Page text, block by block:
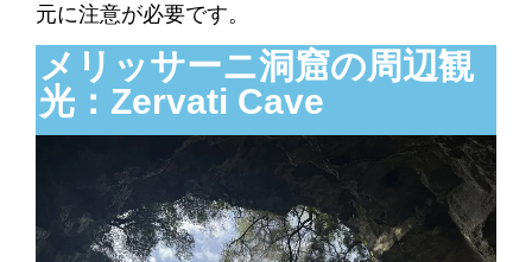
元に注意が必要です。
メリッサーニ洞窟の周辺観
光：Zervati Cave